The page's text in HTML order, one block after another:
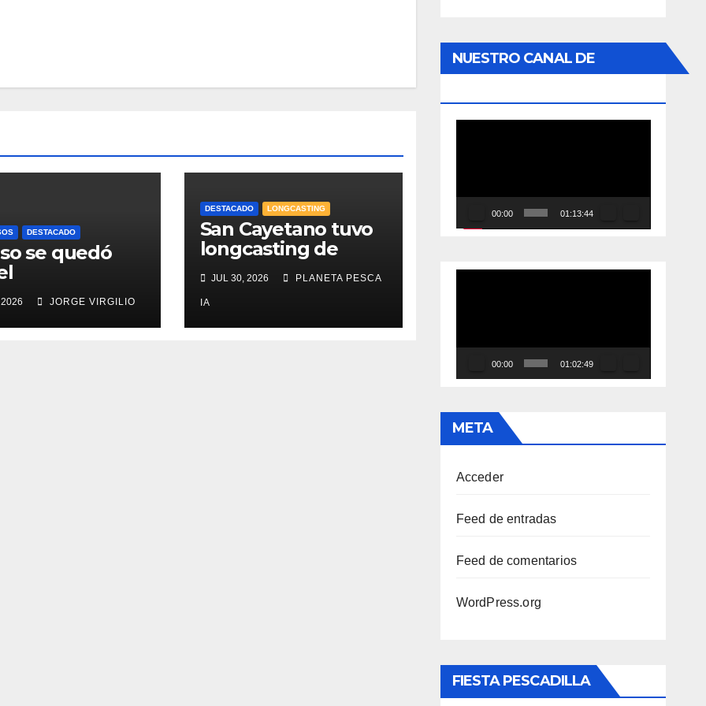
DESTACADO
se quedó
del
Pesca
JORGE VIRGILIO
DESTACADO LONGCASTING
San Cayetano tuvo
longcasting de
Zona Centro
JUL 30, 2026 PLANETA PESCA
IA
NUESTRO CANAL DE
00:00 01:13:44
00:00 01:02:49
META
Acceder
Feed de entradas
Feed de comentarios
WordPress.org
FIESTA PESCADILLA